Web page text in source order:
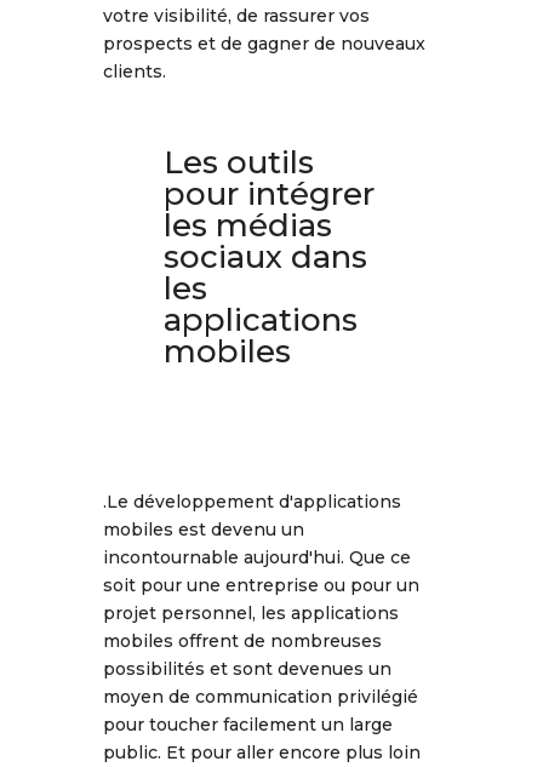
votre visibilité, de rassurer vos
prospects et de gagner de nouveaux
clients.
Les outils
pour intégrer
les médias
sociaux dans
les
applications
mobiles
.Le développement d'applications
mobiles est devenu un
incontournable aujourd'hui. Que ce
soit pour une entreprise ou pour un
projet personnel, les applications
mobiles offrent de nombreuses
possibilités et sont devenues un
moyen de communication privilégié
pour toucher facilement un large
public. Et pour aller encore plus loin